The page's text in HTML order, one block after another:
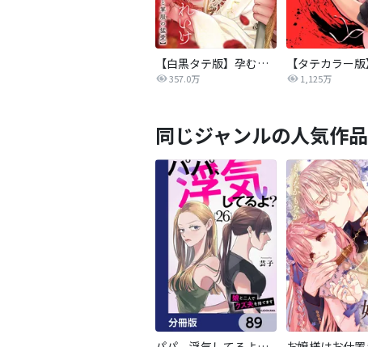
【白黒タテ版】孕むまで乱れいけ～身代わり花嫁と軍服の猛愛
357.0万 1,125万
同じジャンルの人気作品